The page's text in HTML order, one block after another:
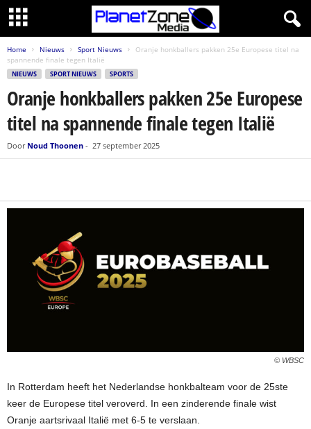
Home Nieuws Sport Nieuws
Oranje honkballers pakken 25e Europese titel na
spannende finale tegen Italië
NIEUWS SPORT NIEUWS SPORTS
Oranje honkballers pakken 25e Europese
titel na spannende finale tegen Italië
Door Noud Thoonen - 27 september 2025
© WBSC
In Rotterdam heeft het Nederlandse honkbalteam voor de 25ste
keer de Europese titel veroverd. In een zinderende finale wist
Oranje aartsrivaal Italië met 6-5 te verslaan.